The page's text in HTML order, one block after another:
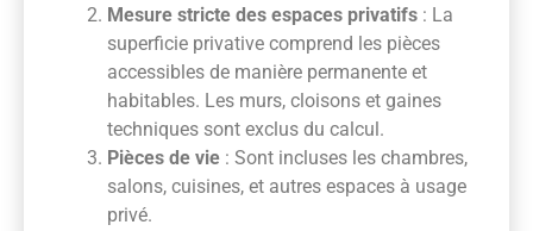
Mesure stricte des espaces privatifs : La
superficie privative comprend les pièces
accessibles de manière permanente et
habitables. Les murs, cloisons et gaines
techniques sont exclus du calcul.
Pièces de vie : Sont incluses les chambres,
salons, cuisines, et autres espaces à usage
privé.